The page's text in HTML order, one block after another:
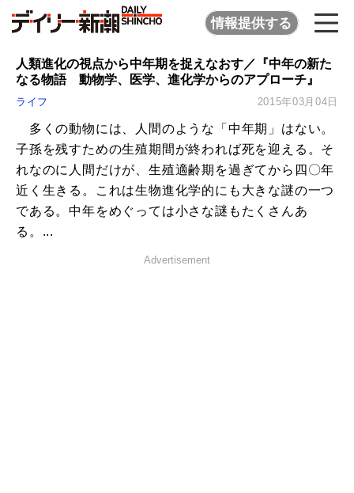
情報提供する
人類進化の視点から中年期を捉えなおす／『中年の新た
なる物語 動物学、医学、進化学からのアプローチ』
ライフ 2015年03月04日
多くの動物には、人間のような「中年期」はない。
子孫を残すための生殖期間が終われば死を迎える。そ
れなのに人間だけが、生殖適齢期を過ぎてから四〇年
近く生きる。これは生物進化学的にも大きな謎の一つ
である。中年をめぐっては小さな謎もたくさんあ
る。...
Advertisement